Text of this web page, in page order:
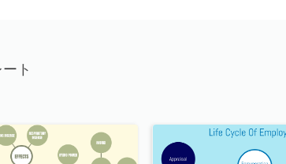
ト